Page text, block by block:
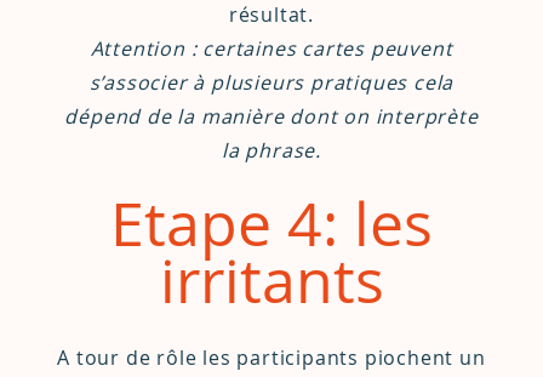
résultat.
Attention : certaines cartes peuvent
s’associer à plusieurs pratiques cela
dépend de la manière dont on interprète
la phrase.
Etape 4: les
irritants
A tour de rôle les participants piochent un